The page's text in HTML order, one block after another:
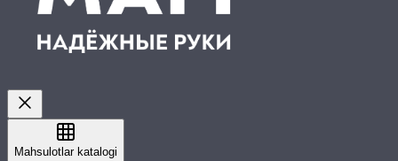
Mahsulotlar katalogi